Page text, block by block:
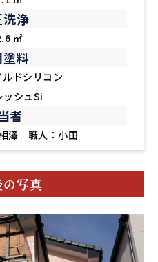
浄
㎡
料
ドシリコン
ッシュSi
者
澤 職人：小田
写真